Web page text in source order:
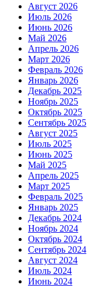
Август 2026
Июль 2026
Июнь 2026
Май 2026
Апрель 2026
Март 2026
Февраль 2026
Январь 2026
Декабрь 2025
Ноябрь 2025
Октябрь 2025
Сентябрь 2025
Август 2025
Июль 2025
Июнь 2025
Май 2025
Апрель 2025
Март 2025
Февраль 2025
Январь 2025
Декабрь 2024
Ноябрь 2024
Октябрь 2024
Сентябрь 2024
Август 2024
Июль 2024
Июнь 2024